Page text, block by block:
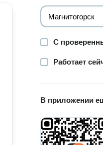
С
Работает
В приложении